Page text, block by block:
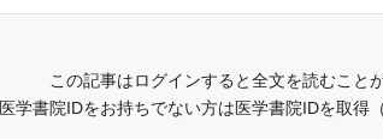
この記事はログインすると全文を読むこと
医学書院IDをお持ちでない方は医学書院IDを取得